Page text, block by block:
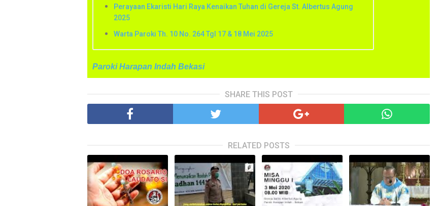
Perayaan Ekaristi Hari Raya Kenaikan Tuhan di Gereja St. Albertus Agung
2025
Warta Paroki Th. 10 No. 264 Tgl 17 & 18 Mei 2025
Paroki Harapan Indah Bekasi
SHARE THIS POST
RELATED POSTS